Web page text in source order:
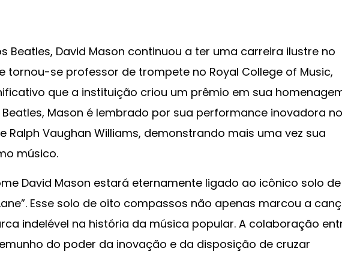
Beatles, David Mason continuou a ter uma carreira ilustre no
tornou-se professor de trompete no Royal College of Music,
que a instituição criou um prêmio em sua
Mason é lembrado por sua performance inovadora no
Ralph Vaughan Williams, demonstrando mais uma vez sua
músico.
David Mason estará eternamente ligado ao icônico solo de
Esse solo de oito compassos não apenas marcou a
indelével na história da música popular. A colaboração
do poder da inovação e da disposição de cruzar